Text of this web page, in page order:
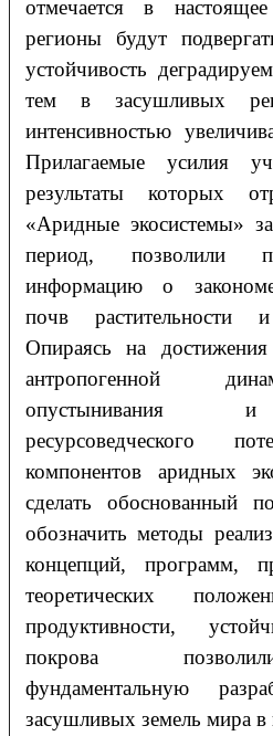
отмечается в
регионы будут
устойчивость
тем в засушливых
интенсивностью
Прилагаемые усилия
результаты которых
«Аридные экосистемы»
период, позволили
информацию о
почв растительности
Опираясь на
антропогенной
опустынивания и
ресурсоведческого
компонентов аридных
сделать обоснованный
обозначить методы
концепций, программ,
теоретических
продуктивности,
покрова
фундаментальную
засушливых земель мира в